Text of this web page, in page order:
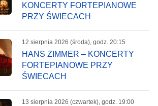
KONCERTY FORTEPIANOWE
PRZY ŚWIECACH
12 sierpnia 2026 (środa), godz. 20:15
HANS ZIMMER – KONCERTY
FORTEPIANOWE PRZY
ŚWIECACH
13 sierpnia 2026 (czwartek), godz. 19:00